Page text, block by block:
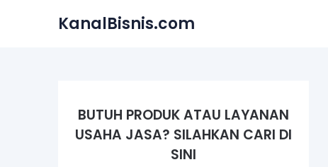
KanalBisnis.com
BUTUH PRODUK ATAU LAYANAN
USAHA JASA? SILAHKAN CARI DI
SINI